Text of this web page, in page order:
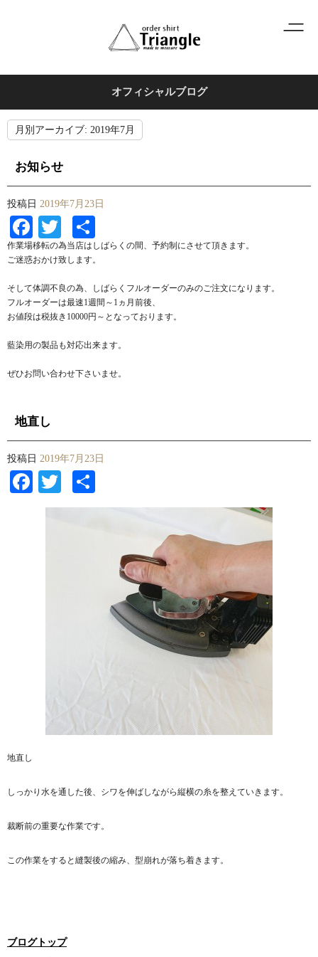
オフィシャルブログ
月別アーカイブ: 2019年7月
お知らせ
投稿日 2019年7月23日
Facebook
Twitter
有
作業場移転の為当店はしばらくの間、予約制にさせて頂きます。
ご迷惑おかけ致します。
そして体調不良の為、しばらくフルオーダーのみのご注文になります。
フルオーダーは最速1週間～1ヵ月前後、
お値段は税抜き10000円～となっております。
藍染用の製品も対応出来ます。
ぜひお問い合わせ下さいませ。
地直し
投稿日 2019年7月23日
Facebook
Twitter
有
地直し
しっかり水を通した後、シワを伸ばしながら縦横の糸を整えていきます。
裁断前の重要な作業です。
この作業をすると縫製後の縮み、型崩れが落ち着きます。
ブログトップ